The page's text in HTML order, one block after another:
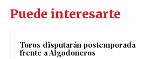
Puede interesarte
Toros disputarán postemporada
frente a Algodoneros